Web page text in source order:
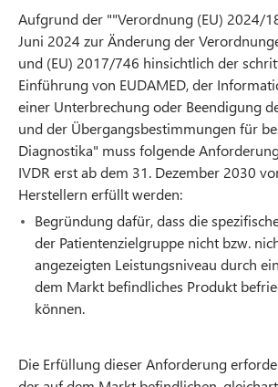
Aufgrund der ""Verordnung (EU) 2024/
Juni 2024 zur Änderung der
und (EU) 2017/746 hinsichtlich der
Einführung von EUDAMED, der
einer Unterbrechung oder Beendigung
und der Übergangsbestimmungen für
Diagnostika" muss folgende
IVDR erst ab dem 31. Dezember 2030
Herstellern erfüllt werden:
Begründung dafür, dass die
der Patientenzielgruppe nicht bzw.
angezeigten Leistungsniveau durch
dem Markt befindliches Produkt
können.
Die Erfüllung dieser Anforderung